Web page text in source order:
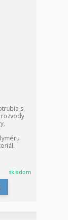
s
skladom